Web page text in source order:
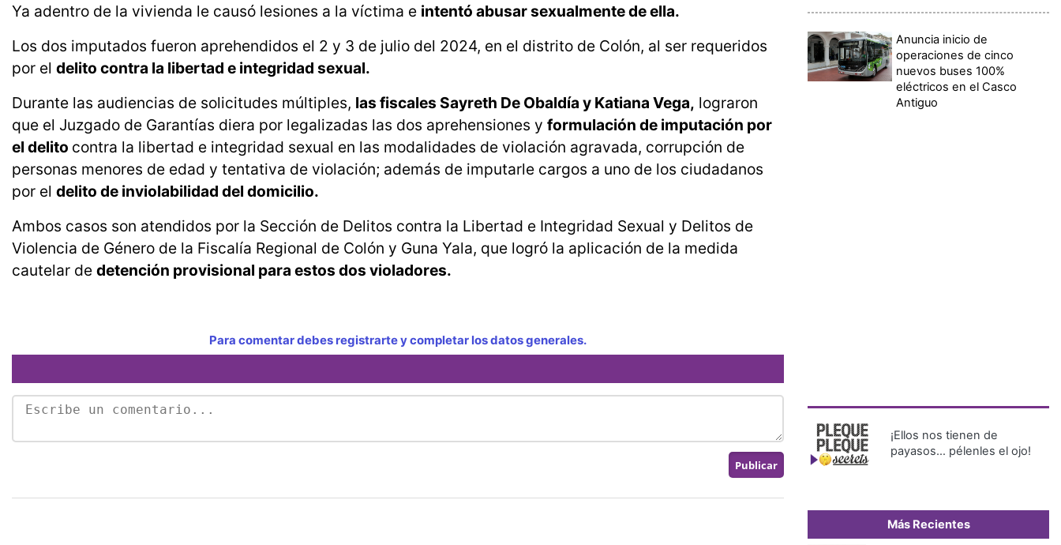
Ya adentro de la vivienda le causó lesiones a la víctima e intentó abusar sexualmente de ella.
Los dos imputados fueron aprehendidos el 2 y 3 de julio del 2024, en el distrito de Colón, al ser requeridos
por el delito contra la libertad e integridad sexual.
Durante las audiencias de solicitudes múltiples, las fiscales Sayreth De Obaldía y Katiana Vega, lograron
que el Juzgado de Garantías diera por legalizadas las dos aprehensiones y formulación de imputación por
el delito contra la libertad e integridad sexual en las modalidades de violación agravada, corrupción de
personas menores de edad y tentativa de violación; además de imputarle cargos a uno de los ciudadanos
por el delito de inviolabilidad del domicilio.
Ambos casos son atendidos por la Sección de Delitos contra la Libertad e Integridad Sexual y Delitos de
Violencia de Género de la Fiscalía Regional de Colón y Guna Yala, que logró la aplicación de la medida
cautelar de detención provisional para estos dos violadores.
Para comentar debes registrarte y completar los datos generales.
Anuncia inicio de
operaciones de cinco
nuevos buses 100%
eléctricos en el Casco
Antiguo
¡Ellos nos tienen de
payasos… pélenles el ojo!
Más Recientes